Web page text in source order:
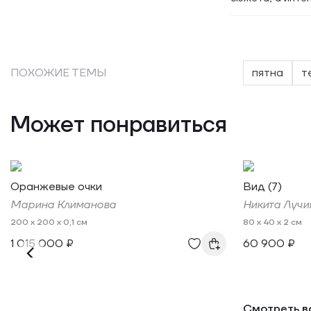
ПОХОЖИЕ ТЕМЫ пятна
Может понравиться
Оранжевые очки
Марина Климанова
200 x 200 x 0,1 см
1 015 000 ₽
Вид (7)
Никита
80 x 40 x 2 см
60 900 ₽